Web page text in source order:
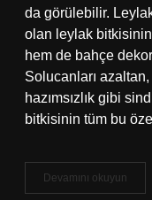
da görülebilir.
olan leylak
hem de bahçe
Solucanları azaltan,
hazımsızlık gibi
bitkisinin tüm bu
Devamını okuyun